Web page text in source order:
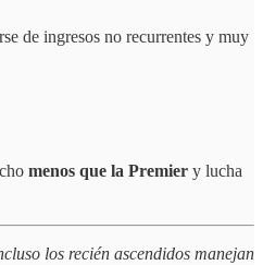
de ingresos no recurrentes y muy
menos que la Premier y lucha
los recién ascendidos manejan